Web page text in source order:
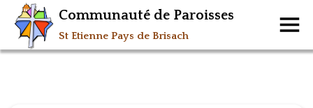
Communauté de Paroisses
St Etienne Pays de Brisach